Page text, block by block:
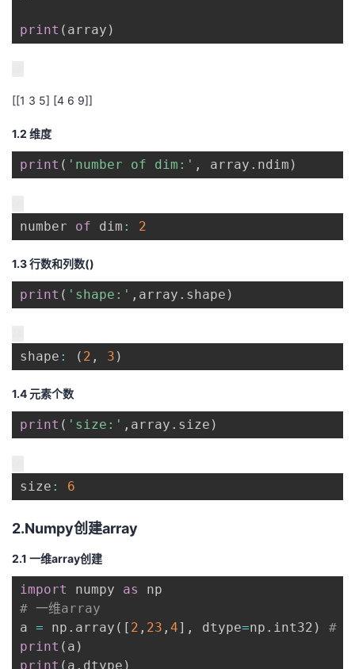
print ( array )
[[1 3 5] [4 6 9]]
1.2 维度
print ( 'number of dim:' , array . ndim )
number of dim : 2
1.3 行数和列数()
print ( 'shape:' , array . shape )
shape : ( 2 , 3 )
1.4 元素个数
print ( 'size:' , array . size )
size : 6
2.Numpy创建array
2.1 一维array创建
import numpy as
# 一维array
a = np . array ( [ 2 , 23 , 4] , dtype=np . int32 )
#
print ( a )
print ( a . dtype )